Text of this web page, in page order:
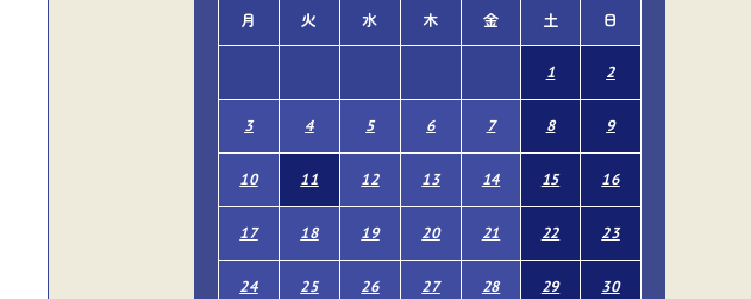
月 火 水 木 金 土 日
1 2
3 4 5 6 7 8 9
10 11 12 13 14 15 16
17 18 19 20 21 22 23
24 25 26 27 28 29 30